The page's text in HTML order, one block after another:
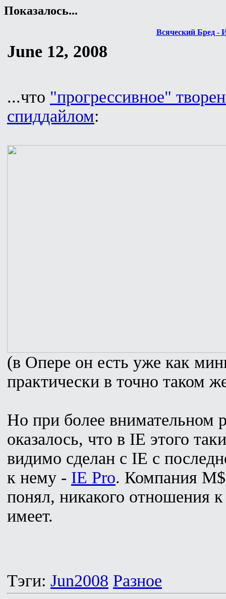
Показалось...
Всяческий Бред -
June 12, 2008
...что "прогрессивное"
спиддайлом:
(в Опере он есть уже как
практически в точно таком
Но при более внимательном
оказалось, что в IE этого
видимо сделан с IE с
к нему - IE Pro. Компания
понял, никакого отношения
имеет.
Тэги: Jun2008 Разное